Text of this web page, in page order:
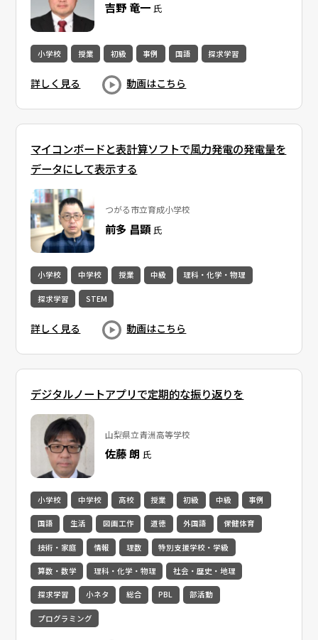
吉野 竜一 氏
小学校 授業 初級 事例 国語 探求学習
詳しく見る 動画はこちら
マイコンボードと表計算ソフトで風力発電の発電量を
データにして表示する
つがる市立育成小学校
前多 昌顕 氏
小学校 中学校 授業 中級 理科・化学・物理
探求学習 STEM
詳しく見る 動画はこちら
デジタルノートアプリで定期的な振り返りを
山梨県立青洲高等学校
佐藤 朗 氏
小学校 中学校 高校 授業 初級 中級 事例
国語 生活 図画工作 道徳 外国語 保健体育
技術・家庭 情報 理数 特別支援学校・学級
算数・数学 理科・化学・物理 社会・歴史・地理
探求学習 小ネタ 総合 PBL 部活動
プログラミング